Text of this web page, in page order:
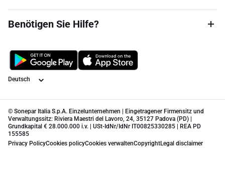
Benötigen Sie Hilfe?
Sprache
© Sonepar Italia S.p.A. Einzelunternehmen | Eingetragener Firmensitz und
Verwaltungssitz: Riviera Maestri del Lavoro, 24, 35127 Padova (PD) |
Grundkapital € 28.000.000 i.v. | USt-IdNr/IdNr IT00825330285 | REA PD
155585
Privacy PolicyCookies policyCookies verwaltenCopyrightLegal disclaimer